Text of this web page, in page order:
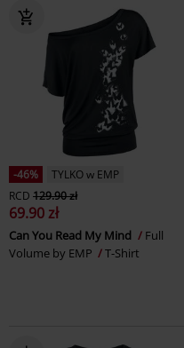
-46%
TYLKO w EMP
RCD 129.90 zł
69.90 zł
Can You Read My Mind
Full
Volume by EMP
T-Shirt